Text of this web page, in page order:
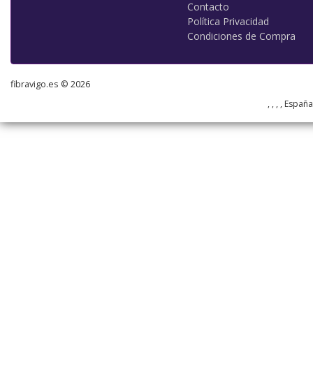
Contacto
Política Privacidad
Condiciones de Compra
fibravigo.es © 2026
, , , ,